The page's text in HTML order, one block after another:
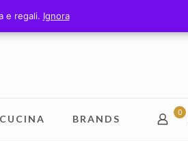
BRANDS
0
e regali. Ignora
e regali. Ignora